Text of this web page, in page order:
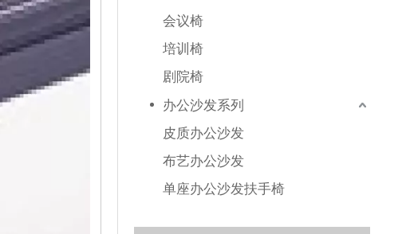
会议椅
培训椅
剧院椅
办公沙发系列
皮质办公沙发
布艺办公沙发
单座办公沙发扶手椅